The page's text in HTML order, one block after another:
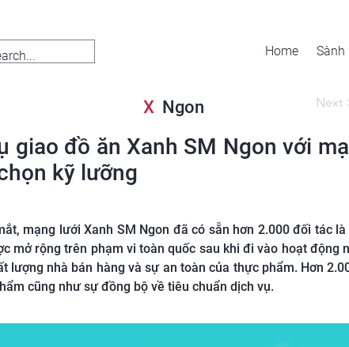
Home Sành
XNgon Next
giao đồ ăn Xanh SM Ngon với
kỹ lưỡng
mạng lưới Xanh SM Ngon đã có sẵn hơn 2.000 đối tác
mở rộng trên phạm vi toàn quốc sau khi đi vào hoạt động
lượng nhà bán hàng và sự an toàn của thực phẩm. Hơn
cũng như sự đồng bộ về tiêu chuẩn dịch vụ.